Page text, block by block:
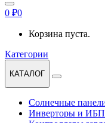
0 ₽0
Корзина пуста.
Категории
КАТАЛОГ
Солнечные
Инверторы и ИБП